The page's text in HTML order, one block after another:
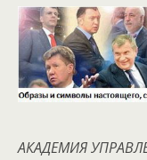
АКАДЕМИЯ